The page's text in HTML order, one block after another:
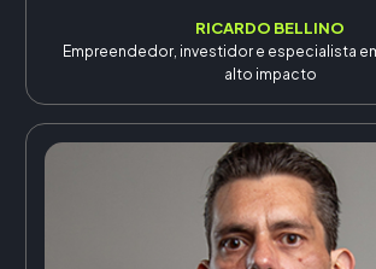
RICARDO BELLINO
Empreendedor, investidor e especialista
alto impacto